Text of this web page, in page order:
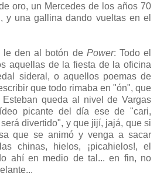
oro, un Mercedes de los años 70
y una gallina dando vueltas en el
le den al botón de Power: Todo el
aquellas de la fiesta de la oficina
sideral, o aquellos poemas de
que todo rimaba en "ón", que
queda al nivel de Vargas
picante del día ese de "cari,
divertido", y que jijí, jajá, que si
que se animó y venga a sacar
chinas, hielos, ¡picahielos!, el
ahí en medio de tal... en fin, no